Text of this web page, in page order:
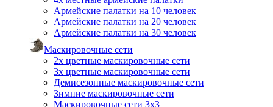
Армейские палатки на 10 человек
Армейские палатки на 20 человек
Армейские палатки на 30 человек
Маскировочные сети
2х цветные маскировочные сети
3х цветные маскировочные сети
Демисезонные маскировочные сети
Зимние маскировочные сети
Маскировочные сети 3х3